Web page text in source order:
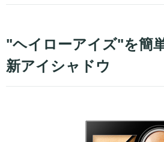
"ヘイローアイズ"を簡
新アイシャドウ